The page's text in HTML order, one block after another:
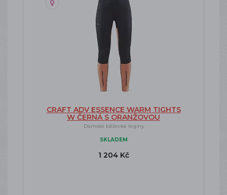
CRAFT ADV ESSENCE WARM TIGHTS
W ČERNÁ S ORANŽOVOU
Dámské běžecké legíny
SKLADEM
1 204 Kč